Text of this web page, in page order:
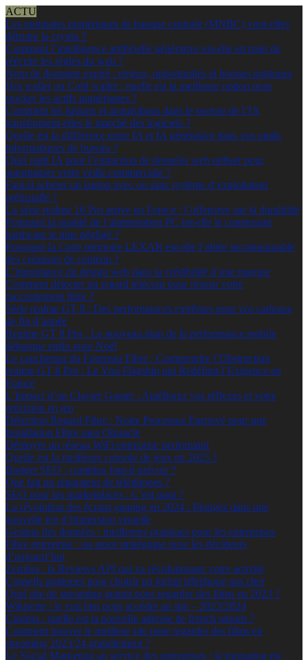
ACTU
Les monnaies numériques de banque centrale (MNBC) vont-elles
détruire la crypto ?
Comment l’intelligence artificielle générative est-elle en train de
réécrire les règles du web ?
Nom de domaine expiré : enjeux, opportunités et bonnes pratiques
Hot wallet ou Cold wallet : quelle est la meilleure option pour
stocker les actifs numériques ?
Comment les fusions et acquisitions dans le secteur de l’IA
transforment-elles le marché des logiciels ?
Quelle est la différence entre IA et IA générative dans vos outils
informatiques de bureau ?
Quel outil IA pour l’extraction de données web utiliser pour
automatiser votre veille commerciale ?
Faut-il acheter un laptop avec ou sans système d’exploitation
préinstallé ?
La série realme 16 Pro arrive en France : l’offensive sur la durabilité
Pourquoi la qualité de l’alimentation PC est-elle le composant
hardware le plus négligé ?
Pourquoi la Carte mémoire LEXAR est-elle l’alliée incontournable
des créateurs de contenu ?
L’importance du design web dans la crédibilité d’une marque
Comment détecter un regard télécom pour réussir votre
raccordement fibre ?
Série realme GT 8 : Des performances extrêmes pour vos cadeaux
de fin d’année
Realme GT 8 Pro : Le nouveau titan de la performance mobile
débarque enfin pour Noël
Le cauchemar du Fourreau Fibre : Comprendre l’Obstruction
realme GT 8 Pro : Le Vrai Flagship qui Redéfinit l’Exigence en
France
L’Impact d’un Clavier Gamer : Améliorez vos réflexes et votre
précision en jeu
Détection Regard Fibre : Notre Processus Éprouvé pour une
Installation Fibre sans Obstacle
Déployer un réseau WiFi entreprise performant
Quelle est la meilleure console de jeux en 2025 ?
Budget SEO : combien faut-il prévoir ?
Que fait un réparateur de téléphones ?
SEO pour les marketplaces : C’est quoi ?
La révolution des écrans gaming en 2024 : Plongez dans une
nouvelle ère d’immersion visuelle
Gestion des données : meilleures pratiques pour les entreprises
Fibre entreprise : un atout stratégique pour les décideurs
d’aujourd’hui
Zembra : la Reviews API qui va révolutionner votre activité
Conseils pratiques pour choisir un forfait téléphone pas cher
Quel site de streaming gratuit pour regarder des films en 2023 ?
Wikiserie : le vrai lien pour accéder au site – 2023/2024
Cinéma : quelle est la nouvelle adresse de french stream ?
Comment trouver le meilleur site pour regarder des films en
streaming 2023/24 gratuitement ?
Le Social Marketing au service des entreprises : la formation est